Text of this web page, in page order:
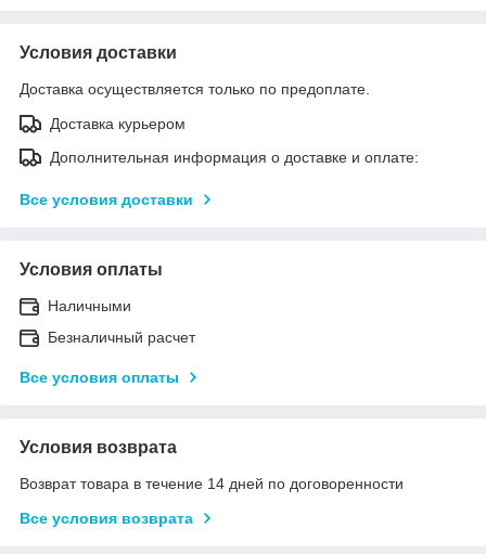
Условия доставки
Доставка осуществляется только по предоплате.
Доставка курьером
Дополнительная информация о доставке и оплате:
Все условия доставки
Условия оплаты
Наличными
Безналичный расчет
Все условия оплаты
Условия возврата
Возврат товара в течение 14 дней по договоренности
Все условия возврата